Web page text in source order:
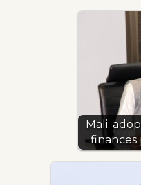
Mali:
finances